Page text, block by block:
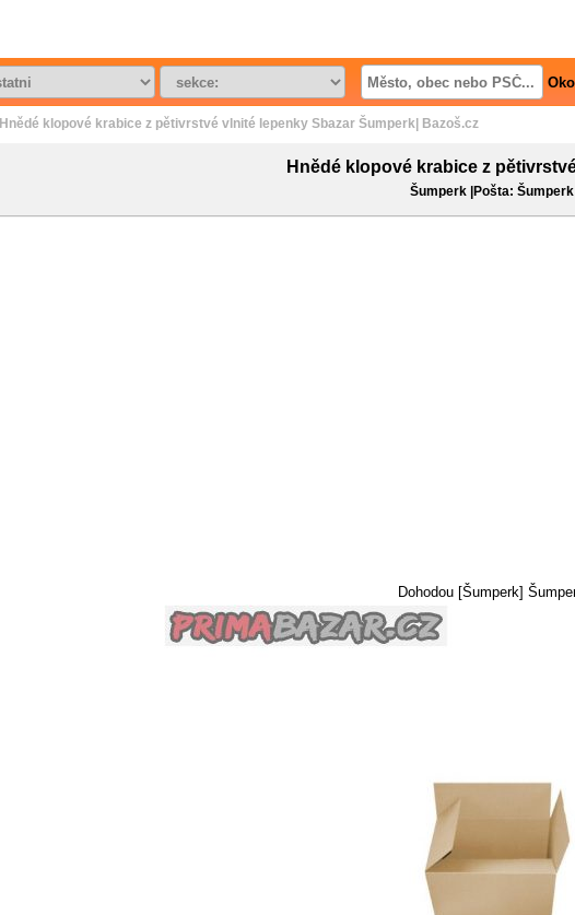
Hnědé klopové krabice z pětivrstvé vlnité lepenky Sbazar Šumperk| Bazoš.cz
Hnědé klopové krabice z
Šumperk |Pošta: Šumperk
Dohodou [Šumperk]